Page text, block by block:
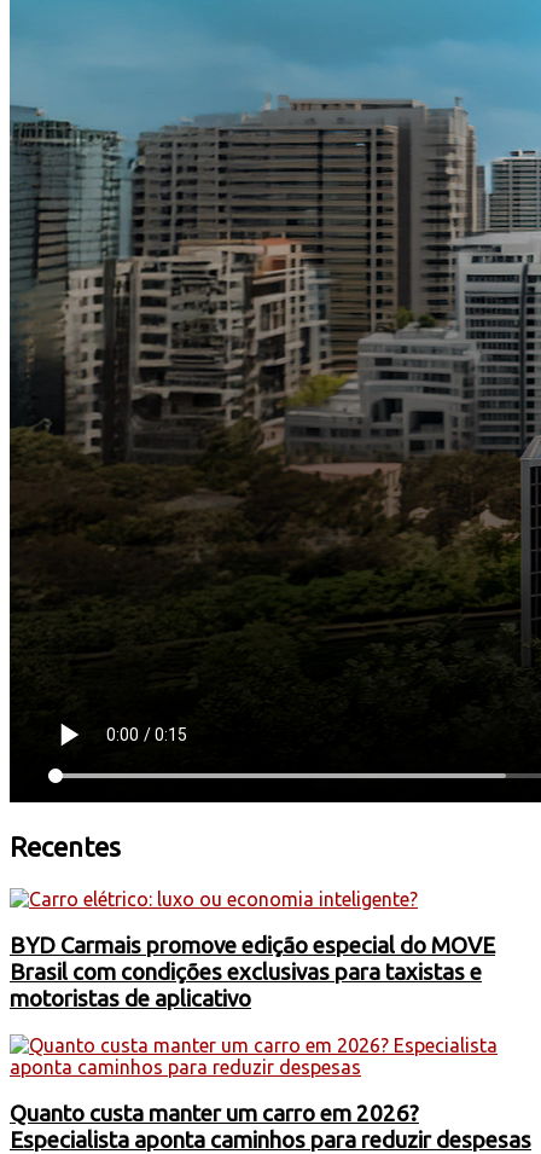
Recentes
BYD Carmais promove edição especial do MOVE
Brasil com condições exclusivas para taxistas e
motoristas de aplicativo
Quanto custa manter um carro em 2026?
Especialista aponta caminhos para reduzir despesas